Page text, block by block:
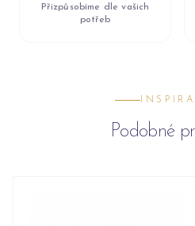
Přizpůsobíme dle vašich
potřeb
Podobné